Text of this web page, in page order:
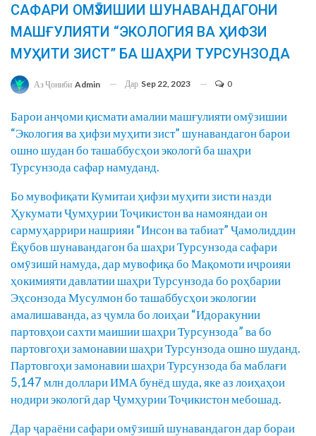
САФАРИ ОМӮЗИШИИ ШУНАВАНДАГОНИ
МАШҒУЛИЯТИ “ЭКОЛОГИЯ ВА ҲИФЗИ
МУҲИТИ ЗИСТ” БА ШАҲРИ ТУРСУНЗОДА
Аз Ҷониби Admin Дар Sep 22, 2023 0
Барои анҷоми қисмати амалии машғулияти омӯзишии
“Экология ва ҳифзи муҳити зист” шунавандагон барои
ошно шудан бо ташаббусҳои экологӣ ба шаҳри
Турсунзода сафар намуданд.
Бо мувофиқати Кумитаи ҳифзи муҳити зисти назди
Ҳукумати Ҷумҳурии Тоҷикистон ва намояндаи он
сармуҳаррири нашрияи “Инсон ва табиат” Ҷамолиддин
Ёқубов шунавандагон ба шаҳри Турсунзода сафари
омӯзишӣ намуда, дар мувофиқа бо Мақомоти иҷроияи
ҳокимияти давлатии шаҳри Турсунзода бо роҳбарии
Эҳсонзода Мусулмон бо ташаббусҳои экологии
амалишаванда, аз ҷумла бо лоиҳаи “Идоракунии
партовҳои сахти маишии шаҳри Турсунзода” ва бо
партовгоҳи замонавии шаҳри Турсунзода ошно шуданд.
Партовгоҳи замонавии шаҳри Турсунзода ба маблағи
5,147 млн доллари ИМА бунёд шуда, яке аз лоиҳаҳои
нодири экологӣ дар Ҷумҳурии Тоҷикистон мебошад.
Дар ҷараёни сафари омӯзишӣ шунавандагон дар бораи